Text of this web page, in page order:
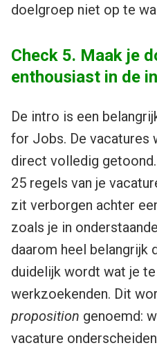
doelgroep niet op te
Check 5. Maak je
enthousiast in de
De intro is een
for Jobs. De vacatures
direct volledig
25 regels van je
zit verborgen achter
zoals je in
daarom heel belangrijk
duidelijk wordt wat je
werkzoekenden. Dit
proposition genoemd:
vacature